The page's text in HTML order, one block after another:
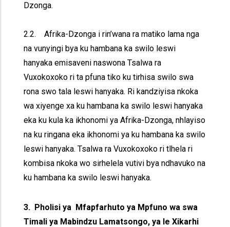
Dzonga.
2.2. Afrika-Dzonga i rin’wana ra matiko lama nga
na vunyingi bya ku hambana ka swilo leswi
hanyaka emisaveni naswona Tsalwa ra
Vuxokoxoko ri ta pfuna tiko ku tirhisa swilo swa
rona swo tala leswi hanyaka. Ri kandziyisa nkoka
wa xiyenge xa ku hambana ka swilo leswi hanyaka
eka ku kula ka ikhonomi ya Afrika-Dzonga, nhlayiso
na ku ringana eka ikhonomi ya ku hambana ka swilo
leswi hanyaka. Tsalwa ra Vuxokoxoko ri tlhela ri
kombisa nkoka wo sirhelela vutivi bya ndhavuko na
ku hambana ka swilo leswi hanyaka.
3. Pholisi ya Mfapfarhuto ya Mpfuno wa swa
Timali ya Mabindzu Lamatsongo, ya le Xikarhi